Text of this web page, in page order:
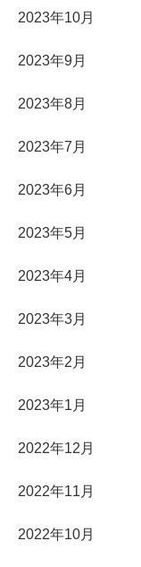
2023年10月
2023年9月
2023年8月
2023年7月
2023年6月
2023年5月
2023年4月
2023年3月
2023年2月
2023年1月
2022年12月
2022年11月
2022年10月